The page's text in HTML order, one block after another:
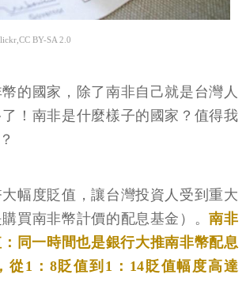
BY-SA 2.0
的國家，除了南非自己就是台灣人
！南非是什麼樣子的國家？值得我
幅度貶值，讓台灣投資人受到重大
買南非幣計價的配息基金）。南非
同一時間也是銀行大推南非幣配息
從1：8貶值到1：14貶值幅度高達